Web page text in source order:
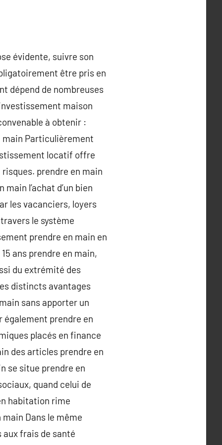
évidente, suivre son
être pris en
dépend de nombreuses
maison
à obtenir :
main Particulièrement
locatif offre
prendre en main
l’achat d’un bien
les vacanciers, loyers
le système
prendre en main en
ans prendre en main,
du extrémité des
distincts avantages
sans apporter un
également prendre en
placés en finance
des articles prendre en
se situe prendre en
quand celui de
habitation rime
Dans le même
frais de santé